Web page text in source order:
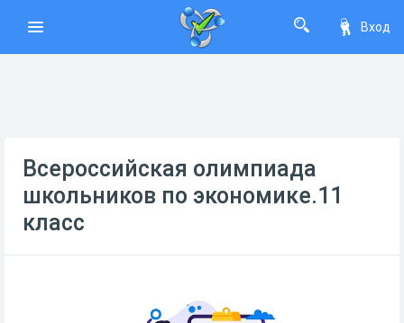
Вход
Всероссийская олимпиада
школьников по экономике.11
класс